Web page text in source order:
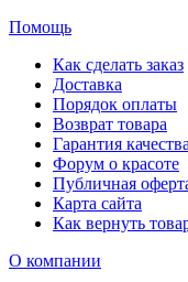
Помощь
Как сделать заказ
Доставка
Порядок оплаты
Возврат товара
Гарантия качества
Форум о красоте
Публичная
Карта сайта
Как вернуть
О компании